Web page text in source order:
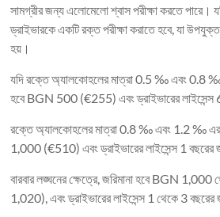
সামগ্রীর জন্য এলোমেলো শ্বাস পরীক্ষা করতে পারে।
ড্রাইভারকে একটি রক্ত ​​​​পরীক্ষা করাতে হবে, যা উপযুক্ত
হয়।
যদি রক্তে অ্যালকোহলের মাত্রা 0.5 ‰ এবং 0.8 ‰
হবে BGN 500 (€255) এবং ড্রাইভারের লাইসেন্স
রক্তে অ্যালকোহলের মাত্রা 0.8 ‰ এবং 1.2 ‰ এর
1,000 (€510) এবং ড্রাইভারের লাইসেন্স 1 বছরের
বারবার লঙ্ঘনের ক্ষেত্রে, জরিমানা হবে BGN
1,020), এবং ড্রাইভারের লাইসেন্স 1 থেকে 3